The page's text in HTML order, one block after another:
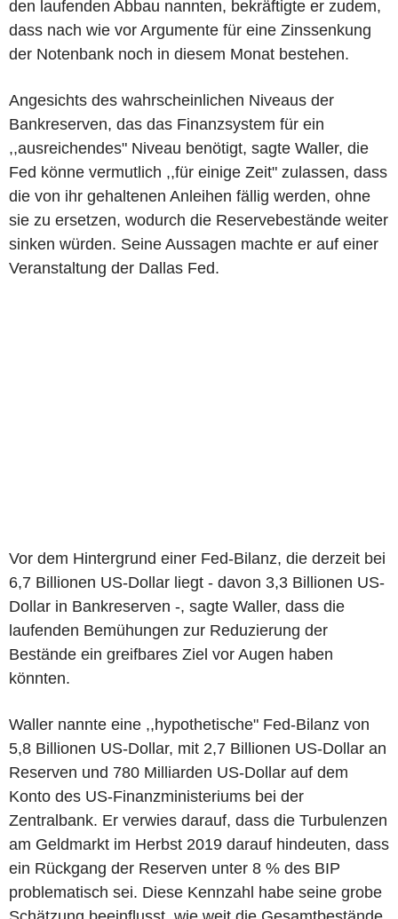
den laufenden Abbau nannten, bekräftigte er zudem,
dass nach wie vor Argumente für eine Zinssenkung
der Notenbank noch in diesem Monat bestehen.
Angesichts des wahrscheinlichen Niveaus der
Bankreserven, das das Finanzsystem für ein
,,ausreichendes" Niveau benötigt, sagte Waller, die
Fed könne vermutlich ,,für einige Zeit" zulassen, dass
die von ihr gehaltenen Anleihen fällig werden, ohne
sie zu ersetzen, wodurch die Reservebestände weiter
sinken würden. Seine Aussagen machte er auf einer
Veranstaltung der Dallas Fed.
Vor dem Hintergrund einer Fed-Bilanz, die derzeit bei
6,7 Billionen US-Dollar liegt - davon 3,3 Billionen US-
Dollar in Bankreserven -, sagte Waller, dass die
laufenden Bemühungen zur Reduzierung der
Bestände ein greifbares Ziel vor Augen haben
könnten.
Waller nannte eine ,,hypothetische" Fed-Bilanz von
5,8 Billionen US-Dollar, mit 2,7 Billionen US-Dollar an
Reserven und 780 Milliarden US-Dollar auf dem
Konto des US-Finanzministeriums bei der
Zentralbank. Er verwies darauf, dass die Turbulenzen
am Geldmarkt im Herbst 2019 darauf hindeuten, dass
ein Rückgang der Reserven unter 8 % des BIP
problematisch sei. Diese Kennzahl habe seine grobe